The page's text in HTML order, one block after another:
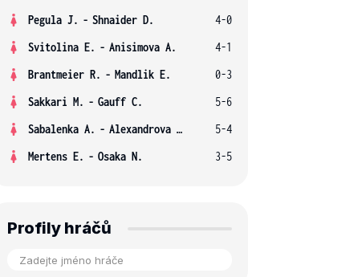
Pegula J. - Shnaider D.
4-0
Svitolina E. - Anisimova A.
4-1
Brantmeier R. - Mandlik E.
0-3
Sakkari M. - Gauff C.
5-6
Sabalenka A. - Alexandrova E.
5-4
Mertens E. - Osaka N. 3-5
Profily hráčů